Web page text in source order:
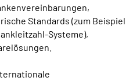
Standards (zum Beispiel
Systeme),